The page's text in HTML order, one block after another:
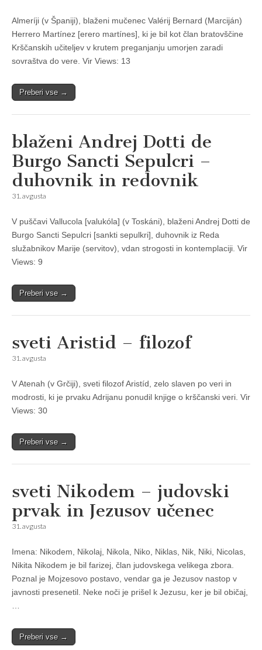
Almeríji (v Španiji), blaženi mučenec Valérij Bernard (Marciján)
Herrero Martínez [erero martínes], ki je bil kot član bratovščine
Krščanskih učiteljev v krutem preganjanju umorjen zaradi
sovraštva do vere. Vir Views: 13
Preberi vse →
blaženi Andrej Dotti de
Burgo Sancti Sepulcri –
duhovnik in redovnik
31. avgusta
V puščavi Vallucola [valukóla] (v Toskáni), blaženi Andrej Dotti de
Burgo Sancti Sepulcri [sankti sepulkri], duhovnik iz Reda
služabnikov Marĳe (servitov), vdan strogosti in kontemplacĳi. Vir
Views: 9
Preberi vse →
sveti Aristid – filozof
31. avgusta
V Atenah (v Grčĳi), sveti filozof Aristíd, zelo slaven po veri in
modrosti, ki je prvaku Adrĳanu ponudil knjige o krščanski veri. Vir
Views: 30
Preberi vse →
sveti Nikodem – judovski
prvak in Jezusov učenec
31. avgusta
Imena: Nikodem, Nikolaj, Nikola, Niko, Niklas, Nik, Niki, Nicolas,
Nikita Nikodem je bil farizej, član judovskega velikega zbora.
Poznal je Mojzesovo postavo, vendar ga je Jezusov nastop v
javnosti presenetil. Neke noči je prišel k Jezusu, ker je bil običaj,
Preberi vse →